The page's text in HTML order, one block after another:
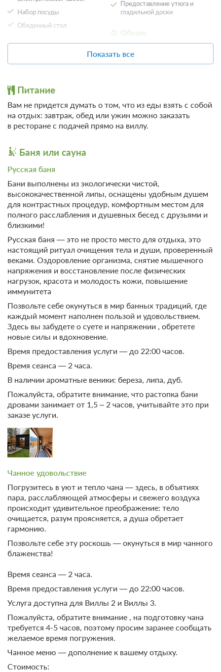
19 фото
Вилла 4
Подробнее
Телевизор
2 гостя
Моментальное подтверждение
В стоимость входит:
Что входит в тариф, Без питания
после 09 августа 2026 00:00 оплата не возвращается
Требуется внесение предоплаты в течение 2 часов.
Сумма предоплаты составляет 5000 руб.
10 000 Забронировать
2 гостя
Моментальное подтверждение
В стоимость входит:
Что входит в тариф, Без питания
Бесплатная отмена до 08 августа 2026 23:59; При отмене
Требуется внесение предоплаты в течение 2 часов.
Сумма предоплаты составляет 5000 руб.
10 000
3 гостя
Моментальное подтверждение
Бесплатная отмена до 08 августа 2026 23:59; При отмене
после 09 августа 2026 00:00 оплата не возвращается
Требуется внесение предоплаты в течение 2 часов.
Сумма предоплаты составляет 5000 руб.
10 000 Забронировать
Еще 9 тарифов
Набор посуды
Обеденный стол
Детям
Терраса
Спорт
Верховая езда / Конные
Пешие прогулки
Предоставление утюга и
гладильной доски
Общие
Панорамный вид
Другое
Показать все
Питание
Вам не придется думать о том, что из еды взять с собой
на отдых: завтрак, обед или ужин можно заказать
в ресторане с подачей прямо на виллу.
Баня или сауна
Русская баня
Бани выполнены из экологически чистой,
высококачественной липы, оснащены удобным душем
для контрастных процедур, комфортным местом для
полного расслабления и душевных бесед с друзьями и
близкими!
Русская баня — это не просто место для отдыха, это
настоящий ритуал очищения тела и души, проверенный
веками. Оздоровление организма, снятие мышечного
напряжения и восстановление после физических
нагрузок, красота и молодость кожи, повышение
иммунитета
Позвольте себе окунуться в мир банных традиций, где
каждый момент наполнен пользой и удовольствием.
Здесь вы забудете о суете и напряжении , обретете
новые силы и вдохновение.
Время предоставления услуги — до 22:00 часов.
Время сеанса — 2 часа.
В наличии ароматные веники: береза, липа, дуб.
Пожалуйста, обратите внимание, что растопка бани
дровами занимает от 1,5 – 2 часов, учитывайте это при
заказе услуги.
Чанное удовольствие
Погрузитесь в уют и тепло чанa — здесь, в объятиях
пара, расслабляющей атмосферы и свежего воздуха
происходит удивительное преображение: тело
очищается, разум проясняется, а душа обретает
гармонию.
Позвольте себе эту роскошь — окунуться в мир чанного
блаженства!
Время сеанса — 2 часа.
Время предоставления услуги — до 22:00 часов.
Услуга доступна для Виллы 2 и Виллы 3.
Пожалуйста, обратите внимание , на подготовку чана
требуется 4-5 часов, поэтому просим заранее сообщать
желаемое время погружения.
Чанное меню — дополнение к вашему отдыху.
Стоимость: